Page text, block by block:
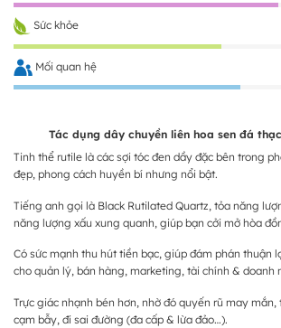
Sức khỏe
Mối quan hệ
Tác dụng dây chuyền liên hoa sen đá
Tinh thể rutile là các sợi tóc đen dầy đặc bên trong
đẹp, phong cách huyền bí nhưng nổi bật.
Tiếng anh gọi là Black Rutilated Quartz, tỏa năng
năng lượng xấu xung quanh, giúp bạn cởi mở hòa
Có sức mạnh thu hút tiền bạc, giúp đám phán thuận
cho quản lý, bán hàng, marketing, tài chính & doanh
Trực giác nhạnh bén hơn, nhờ đó quyến rũ may mắn,
cạm bẫy, đi sai đường (đa cấp & lừa đảo…).